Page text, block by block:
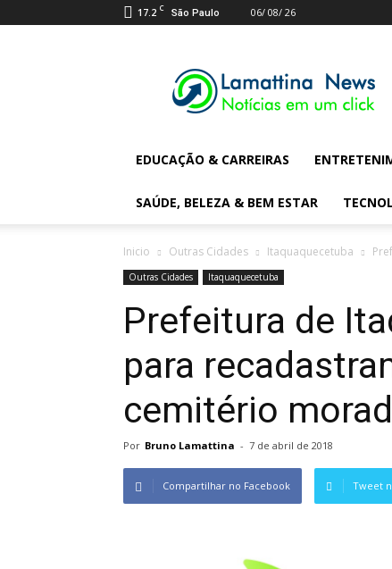
17.2 C São Paulo 06/ 08/ 26
Digital
News
EDUCAÇÃO & CARREIRAS
SAÚDE, BELEZA & BEM ESTAR
Inicio Outras Cidades Itaquaquecetuba
Outras Cidades Itaquaquecetuba
Prefeitura de
para
cemitério
Por Bruno Lamattina - 7 de abril de 2018
Compartilhar no Facebook Tweet